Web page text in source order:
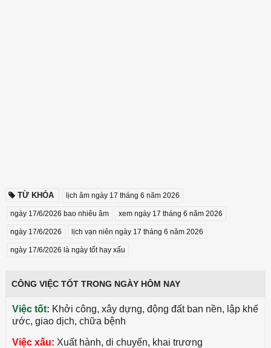
TỪ KHÓA lịch âm ngày 17 tháng 6 năm 2026
ngày 17/6/2026 bao nhiêu âm xem ngày 17 tháng 6 năm 2026
ngày 17/6/2026 lịch vạn niên ngày 17 tháng 6 năm 2026
ngày 17/6/2026 là ngày tốt hay xấu
CÔNG VIỆC TỐT TRONG NGÀY HÔM NAY
Việc tốt: Khởi công, xây dựng, động đất ban nền, lập khế
ước, giao dịch, chữa bệnh
Việc xấu: Xuất hành, di chuyển, khai trương